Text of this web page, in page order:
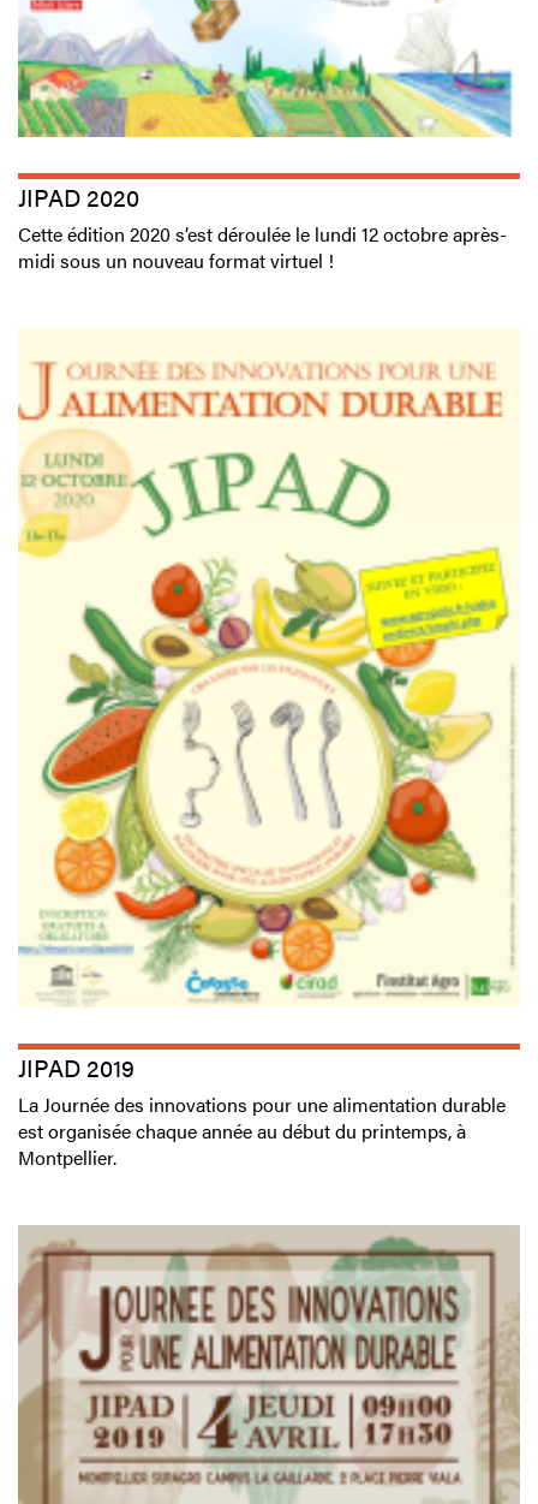
JIPAD 2020
Cette édition 2020 s’est déroulée le lundi 12 octobre après-
midi sous un nouveau format virtuel !
JIPAD 2019
La Journée des innovations pour une alimentation durable
est organisée chaque année au début du printemps, à
Montpellier.